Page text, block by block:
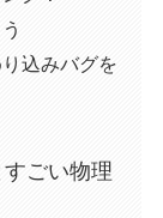
込みバグを
ごい物理